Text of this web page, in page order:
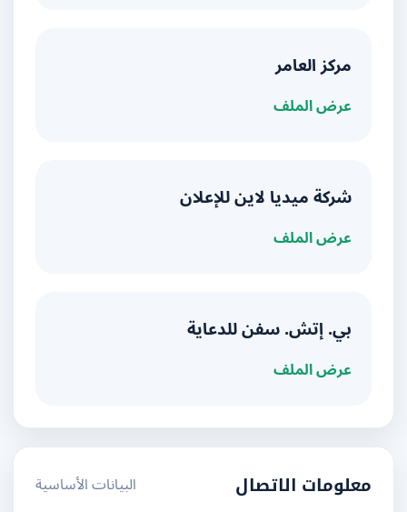
مركز العامر
عرض الملف
شركة ميديا لاين للإعلان
عرض الملف
بي. إتش. سفن للدعاية
عرض الملف
معلومات الاتصال
البيانات الأساسية